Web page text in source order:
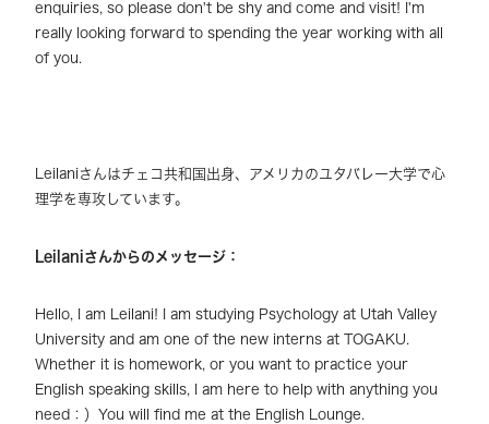
enquiries, so please don't be shy and come and visit! I'm
really looking forward to spending the year working with all
of you.
Leilaniさんはチェコ共和国出身、アメリカのユタバレー大学で心
理学を専攻しています。
Leilaniさんからのメッセージ：
Hello, I am Leilani! I am studying Psychology at Utah Valley
University and am one of the new interns at TOGAKU.
Whether it is homework, or you want to practice your
English speaking skills, I am here to help with anything you
need：）You will find me at the English Lounge.